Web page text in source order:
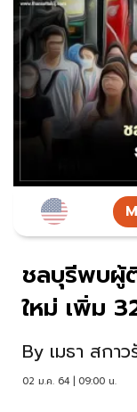
ชลบุรีพบผู้
ใหม่ เพิ่ม
By เมธา สกา
02 ม.ค. 64 | 09:00 น.